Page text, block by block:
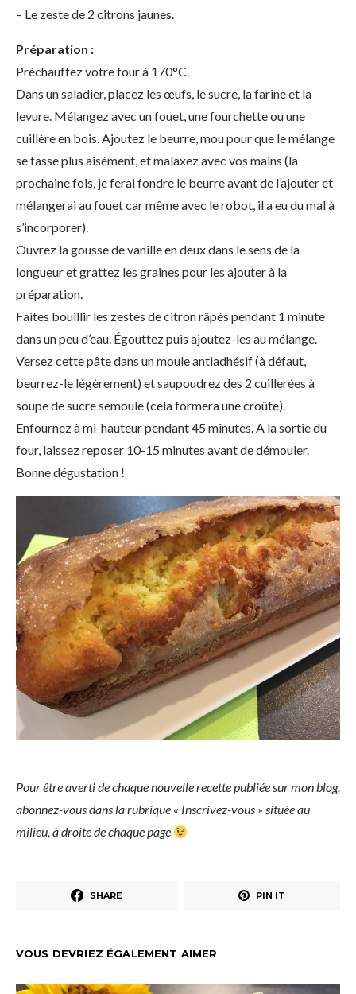
– Le zeste de 2 citrons jaunes.
Préparation :
Préchauffez votre four à 170°C.
Dans un saladier, placez les œufs, le sucre, la farine et la
levure. Mélangez avec un fouet, une fourchette ou une
cuillère en bois. Ajoutez le beurre, mou pour que le mélange
se fasse plus aisément, et malaxez avec vos mains (la
prochaine fois, je ferai fondre le beurre avant de l’ajouter et
mélangerai au fouet car même avec le robot, il a eu du mal à
s’incorporer).
Ouvrez la gousse de vanille en deux dans le sens de la
longueur et grattez les graines pour les ajouter à la
préparation.
Faites bouillir les zestes de citron râpés pendant 1 minute
dans un peu d’eau. Égouttez puis ajoutez-les au mélange.
Versez cette pâte dans un moule antiadhésif (à défaut,
beurrez-le légèrement) et saupoudrez des 2 cuillerées à
soupe de sucre semoule (cela formera une croûte).
Enfournez à mi-hauteur pendant 45 minutes. A la sortie du
four, laissez reposer 10-15 minutes avant de démouler.
Bonne dégustation !
Pour être averti de chaque nouvelle recette publiée sur mon blog,
abonnez-vous dans la rubrique « Inscrivez-vous » située au
milieu, à droite de chaque page
SHARE PIN IT
VOUS DEVRIEZ ÉGALEMENT AIMER